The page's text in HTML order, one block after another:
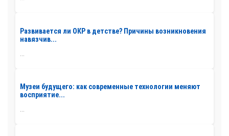
Развивается ли ОКР в детстве? Причины возникновения
навязчив...
Музеи будущего: как современные технологии меняют
восприятие...
...